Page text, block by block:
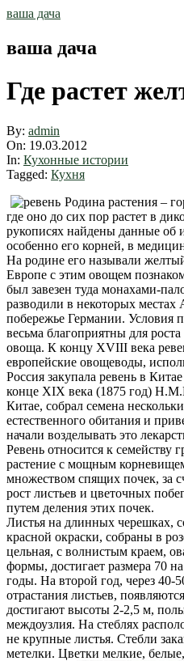
Skip
ваша дача
ваша дача
Где растет
By: admin
On: 19.03.2012
In: Кухонные истории
Tagged: Кухня
Родина растения –
где оно до сих пор растет в
рукописях найдены данные об
особенно его корней, в
На родине его называли
Европе с этим овощем
был завезен туда монахами-
разводили в некоторых
побережье Германии. Условия
весьма благоприятны для
овоща. К концу ХVIII века
европейские овощеводы,
Россия закупала ревень в
конце ХIХ века (1875 год)
Китае, собрал семена
естественного обитания и
начали возделывать это
Ревень относится к семейству
растение с мощным
множеством спящих почек, за
рост листьев и цветочных
путем деления этих почек.
Листья на длинных черешках,
красной окраски, собраны в
цельная, с волнистым краем,
формы, достигает размера 70
годы. На второй год, через 40-
отрастания листьев,
достигают высоты 2-2,5 м,
междоузлия. На стеблях
не крупные листья. Стебли
метелки. Цветки мелкие,